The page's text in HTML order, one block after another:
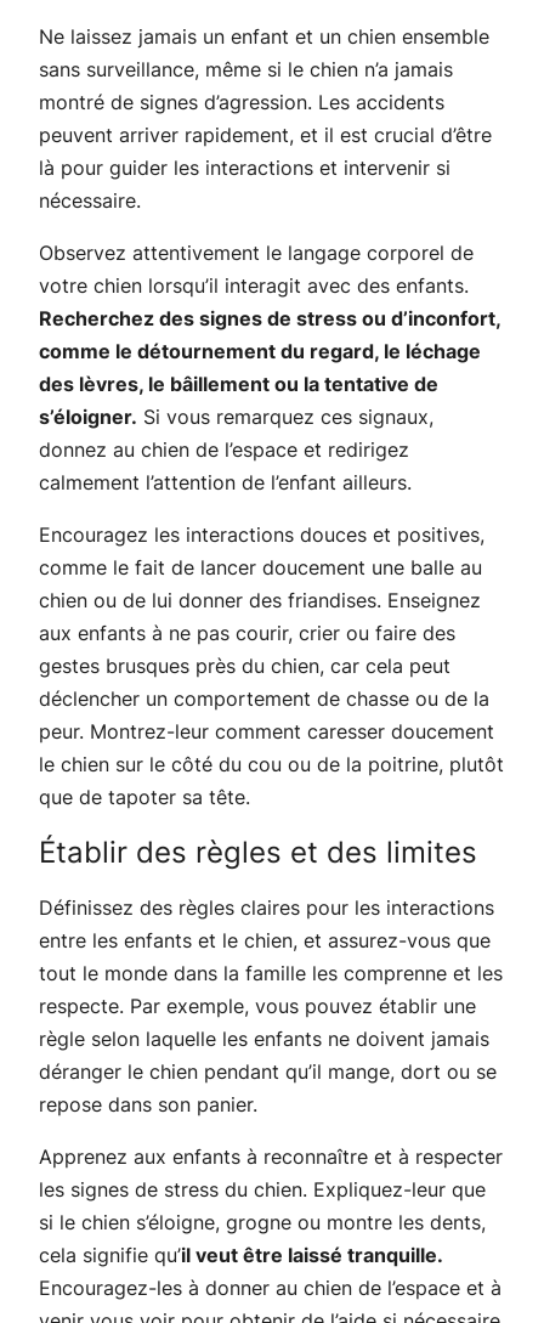
Ne laissez jamais un enfant et un chien ensemble
sans surveillance, même si le chien n’a jamais
montré de signes d’agression. Les accidents
peuvent arriver rapidement, et il est crucial d’être
là pour guider les interactions et intervenir si
nécessaire.
Observez attentivement le langage corporel de
votre chien lorsqu’il interagit avec des enfants.
Recherchez des signes de stress ou d’inconfort,
comme le détournement du regard, le léchage
des lèvres, le bâillement ou la tentative de
s’éloigner. Si vous remarquez ces signaux,
donnez au chien de l’espace et redirigez
calmement l’attention de l’enfant ailleurs.
Encouragez les interactions douces et positives,
comme le fait de lancer doucement une balle au
chien ou de lui donner des friandises. Enseignez
aux enfants à ne pas courir, crier ou faire des
gestes brusques près du chien, car cela peut
déclencher un comportement de chasse ou de la
peur. Montrez-leur comment caresser doucement
le chien sur le côté du cou ou de la poitrine, plutôt
que de tapoter sa tête.
Établir des règles et des limites
Définissez des règles claires pour les interactions
entre les enfants et le chien, et assurez-vous que
tout le monde dans la famille les comprenne et les
respecte. Par exemple, vous pouvez établir une
règle selon laquelle les enfants ne doivent jamais
déranger le chien pendant qu’il mange, dort ou se
repose dans son panier.
Apprenez aux enfants à reconnaître et à respecter
les signes de stress du chien. Expliquez-leur que
si le chien s’éloigne, grogne ou montre les dents,
cela signifie qu’il veut être laissé tranquille.
Encouragez-les à donner au chien de l’espace et à